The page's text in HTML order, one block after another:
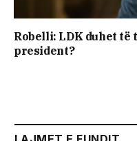
Robelli: LDK duhet
president?